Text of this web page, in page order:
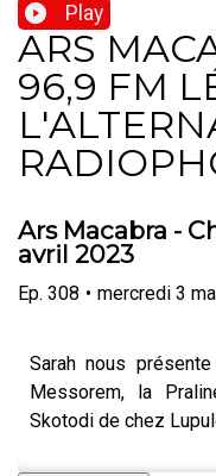
Play
ARS
96,9 FM
Ars Macabra -
avril 2023
Ep. 308 • mercredi 3
Sarah nous
Messorem, la
Skotodi de chez